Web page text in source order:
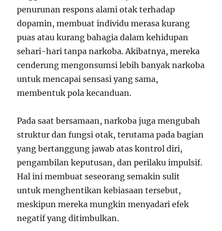
penurunan respons alami otak terhadap
dopamin, membuat individu merasa kurang
puas atau kurang bahagia dalam kehidupan
sehari-hari tanpa narkoba. Akibatnya, mereka
cenderung mengonsumsi lebih banyak narkoba
untuk mencapai sensasi yang sama,
membentuk pola kecanduan.
Pada saat bersamaan, narkoba juga mengubah
struktur dan fungsi otak, terutama pada bagian
yang bertanggung jawab atas kontrol diri,
pengambilan keputusan, dan perilaku impulsif.
Hal ini membuat seseorang semakin sulit
untuk menghentikan kebiasaan tersebut,
meskipun mereka mungkin menyadari efek
negatif yang ditimbulkan.